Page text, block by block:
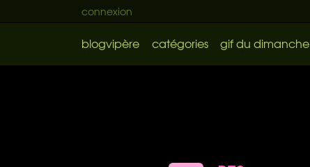
connexion
blogvipère catégories gif du dimanche